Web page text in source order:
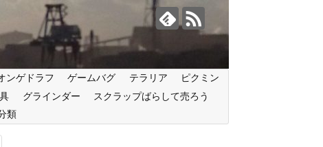
ンゲドラフ ゲームバグ テラリア
ピクミン
グラインダー
スクラップばらして売ろう
類